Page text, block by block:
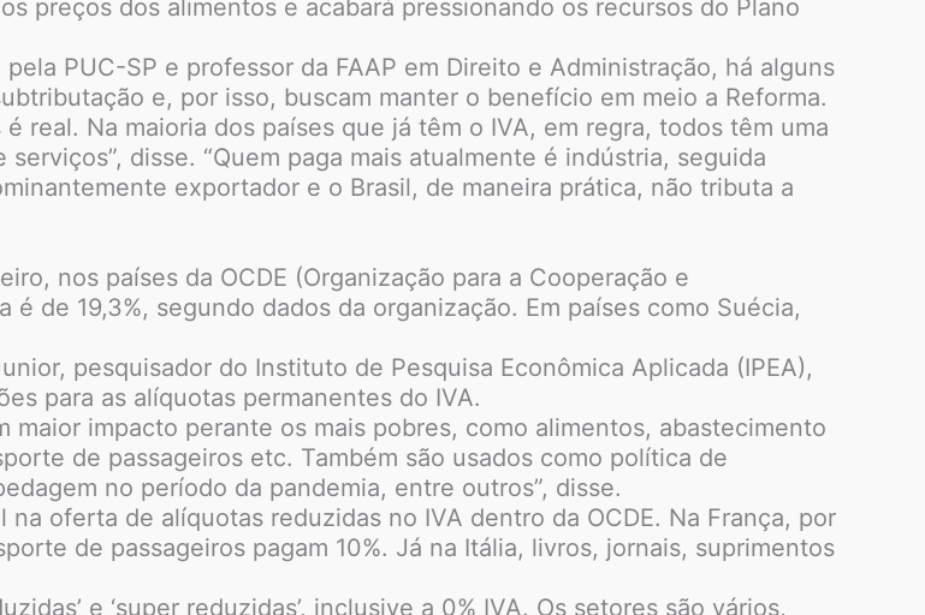
preços dos alimentos e acabará pressionando os recursos do Plano
PUC-SP e professor da FAAP em Direito e Administração, há alguns
e, por isso, buscam manter o benefício em meio a Reforma.
real. Na maioria dos países que já têm o IVA, em regra, todos têm uma
disse. “Quem paga mais atualmente é indústria, seguida
exportador e o Brasil, de maneira prática, não tributa a
nos países da OCDE (Organização para a Cooperação e
de 19,3%, segundo dados da organização. Em países como Suécia,
pesquisador do Instituto de Pesquisa Econômica Aplicada (IPEA),
para as alíquotas permanentes do IVA.
maior impacto perante os mais pobres, como alimentos, abastecimento
de passageiros etc. Também são usados como política de
no período da pandemia, entre outros”, disse.
oferta de alíquotas reduzidas no IVA dentro da OCDE. Na França, por
de passageiros pagam 10%. Já na Itália, livros, jornais, suprimentos
e ‘super reduzidas’, inclusive a 0% IVA. Os setores são vários,